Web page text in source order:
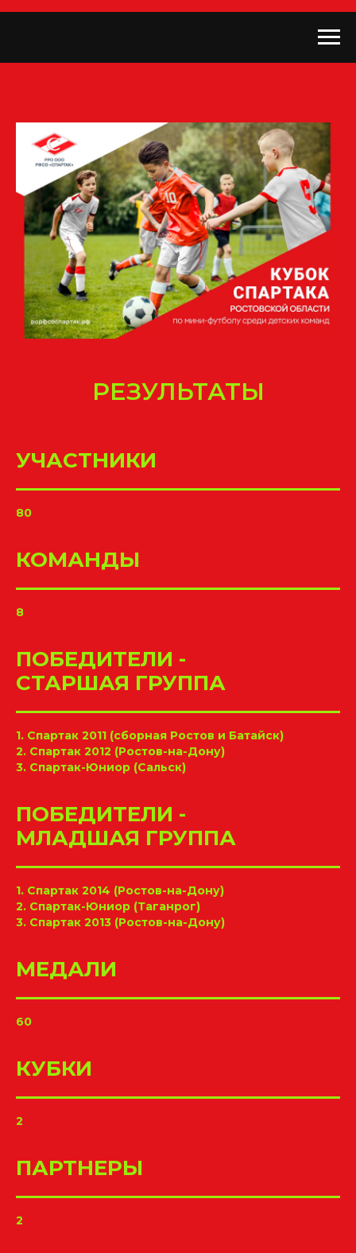
РЕЗУЛЬТАТЫ
УЧАСТНИКИ
80
КОМАНДЫ
8
ПОБЕДИТЕЛИ -
СТАРШАЯ ГРУППА
1. Спартак 2011 (сборная Ростов и Батайск)
2. Спартак 2012 (Ростов-на-Дону)
3. Спартак-Юниор (Сальск)
ПОБЕДИТЕЛИ -
МЛАДШАЯ ГРУППА
1. Спартак 2014 (Ростов-на-Дону)
2. Спартак-Юниор (Таганрог)
3. Спартак 2013 (Ростов-на-Дону)
МЕДАЛИ
60
КУБКИ
2
ПАРТНЕРЫ
2